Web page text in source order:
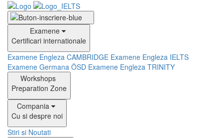
Examene
Certificari internationale
Examene Engleza CAMBRIDGE Examene Engleza IELTS
Examene Germana ÖSD Examene Engleza TRINITY
Workshops
Preparation Zone
Compania
Cu si despre noi
Stiri si Noutati